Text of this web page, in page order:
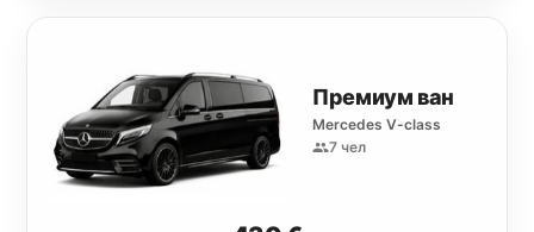
Премиум ван
Mercedes V-class
7 чел